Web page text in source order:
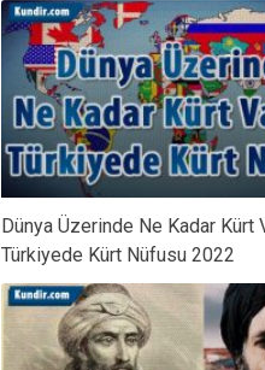
Dünya Üzerinde Ne Kadar Kürt
Türkiyede Kürt Nüfusu 2022